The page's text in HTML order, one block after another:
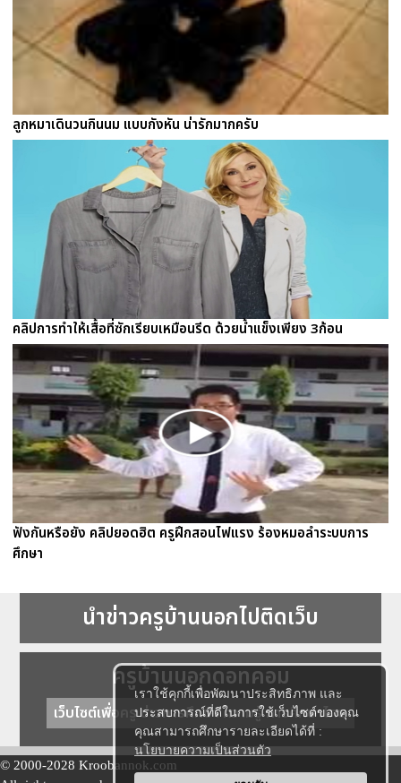
เราใช้คุกกี้เพื่อพัฒนาประสิทธิภาพ และ
ประสบการณ์ที่ดีในการใช้เว็บไซต์ของคุณ
คุณสามารถศึกษารายละเอียดได้ที่ :
นโยบายความเป็นส่วนตัว
ลูกหมาเดินวนกินนม แบบกังหัน น่ารักมากครับ
คลิปการทำให้เสื้อที่ซักเรียบเหมือนรีด ด้วยน้ำแข็งเพียง 3ก้อน
ฟังกันหรือยัง คลิปยอดฮิต ครูฝึกสอนไฟแรง ร้องหมอลำระบบการ
ศึกษา
นำข่าวครูบ้านนอกไปติดเว็บ
ครูบ้านนอกดอทคอม
เว็บไซต์เพื่อครู ข่าวการศึกษา ความรู้ การศึกษาไทย
© 2000-2028 Kroobannok.com